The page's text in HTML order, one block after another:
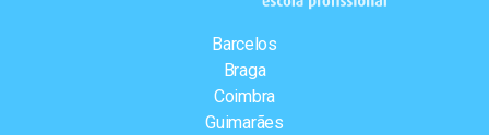
Barcelos
Braga
Coimbra
Guimarães